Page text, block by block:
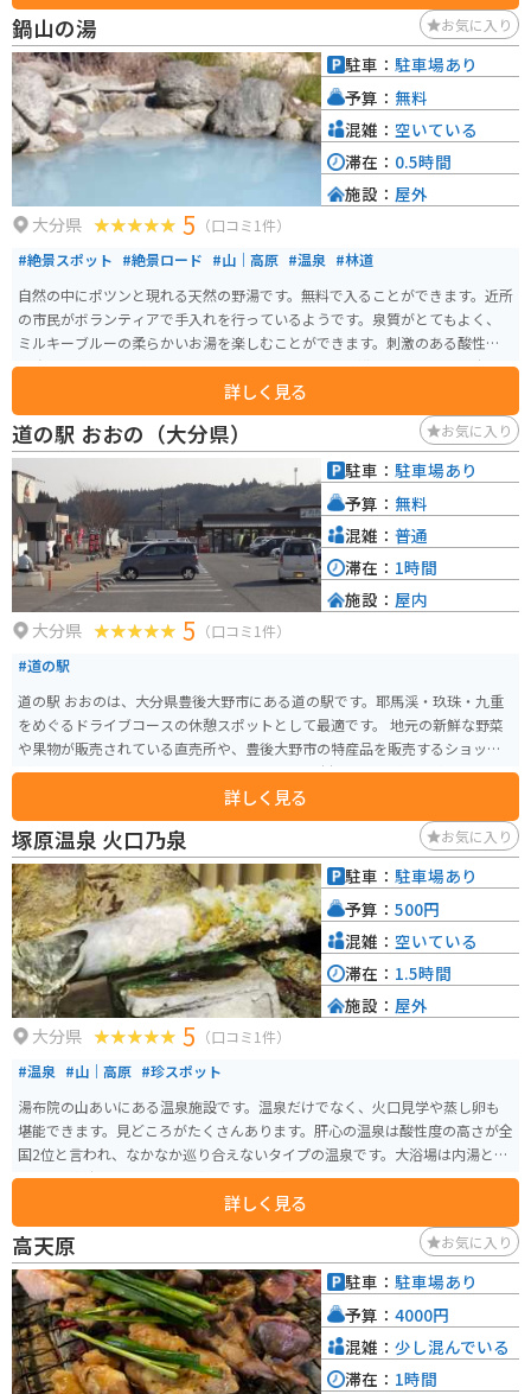
鍋山の湯 お気に入り
大分県 5 （口コミ1件）
#絶景スポット #絶景ロード #山｜高原 #温泉 #林道
自然の中にポツンと現れる天然の野湯です。無料で入ることができます。近所
の市民がボランティアで手入れを行っているようです。泉質がとてもよく、
ミルキーブルーの柔らかいお湯を楽しむことができます。刺激のある酸性泉
と強い硫黄の香りがあります。更衣室はなく、男女混浴となります。女性は足
湯のみがオススメです。明礬の繁華街から車やバイクで約10分ほど山道を登
ったところにあります。道はかなりガタガタなので注意してください。
詳しく見る
駐車： 駐車場あり
予算： 無料
混雑： 空いている
滞在： 0.5時間
施設： 屋外
道の駅 おおの（大分県） お気に入り
大分県 5 （口コミ1件）
#道の駅
道の駅 おおのは、大分県豊後大野市にある道の駅です。耶馬渓・玖珠・九重
をめぐるドライブコースの休憩スポットとして最適です。 地元の新鮮な野菜
や果物が販売されている直売所や、豊後大野市の特産品を販売するショップ
があります。 また、レストランでは、地元の食材を使った料理を楽しむこと
ができます。おおの黒豚や原木しいたけなど、豊後大野市ならではの味が堪能
できます。 バイクで訪れる場合、道の駅には広い駐車場が完備されているの
で安心です。ツーリングの休憩地点として、ぜひ立ち寄ってみてください。道
の駅の周辺には、雄大な自然が広がっており、耶馬渓や九重連山など、景勝
地へのアクセスも良好です。 【おすすめポイント】 * 地元の新鮮な野菜や果
物を購入できる * 豊後大野市の特産品をお土産にできる * 地元の食材を使っ
た料理が楽しめる * バイク駐車場が広い * 耶馬渓や九重連山など、周辺の観
光スポットへのアクセスが良い
詳しく見る
駐車： 駐車場あり
予算： 無料
混雑： 普通
滞在： 1時間
施設： 屋内
塚原温泉 火口乃泉 お気に入り
大分県 5 （口コミ1件）
#温泉 #山｜高原 #珍スポット
湯布院の山あいにある温泉施設です。温泉だけでなく、火口見学や蒸し卵も
堪能できます。見どころがたくさんあります。肝心の温泉は酸性度の高さが全
国2位と言われ、なかなか巡り合えないタイプの温泉です。大浴場は内湯と露
天風呂の選択を迫られますが、露天の解放感はたまらないので、是非露天に
が、公共交通機関を利用する場合は、JR湯布院駅からタクシーで約15分で
す。
詳しく見る
駐車： 駐車場あり
予算： 500円
混雑： 空いている
滞在： 1.5時間
施設： 屋外
高天原 お気に入り
駐車： 駐車場あり
予算： 4000円
混雑： 少し混んでいる
滞在： 1時間